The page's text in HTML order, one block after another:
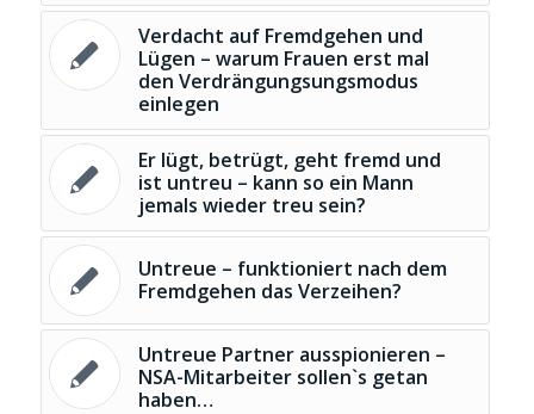
Verdacht auf Fremdgehen und
Lügen – warum Frauen erst mal
den Verdrängungsungsmodus
einlegen
Er lügt, betrügt, geht fremd und
ist untreu – kann so ein Mann
jemals wieder treu sein?
Untreue – funktioniert nach dem
Fremdgehen das Verzeihen?
Untreue Partner ausspionieren –
NSA-Mitarbeiter sollen`s getan
haben…